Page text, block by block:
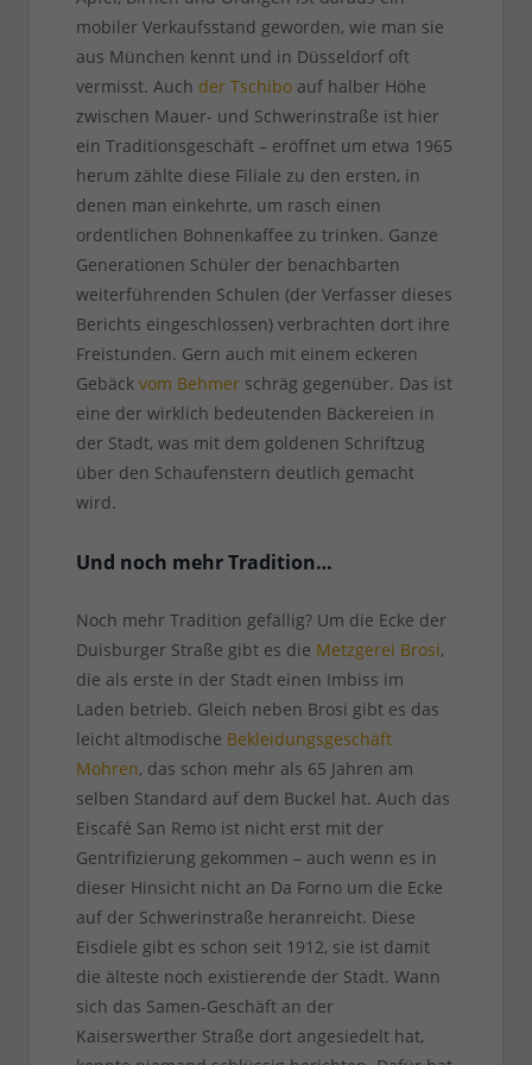
mobiler Verkaufsstand geworden, wie man sie
aus München kennt und in Düsseldorf oft
vermisst. Auch der Tschiboauf halber Höhe
zwischen Mauer- und Schwerinstraße ist hier
ein Traditionsgeschäft – eröffnet um etwa 1965
herum zählte diese Filiale zu den ersten, in
denen man einkehrte, um rasch einen
ordentlichen Bohnenkaffee zu trinken. Ganze
Generationen Schüler der benachbarten
weiterführenden Schulen (der Verfasser dieses
Berichts eingeschlossen) verbrachten dort ihre
Freistunden. Gern auch mit einem eckeren
Gebäck vom Behmerschräg gegenüber. Das ist
eine der wirklich bedeutenden Bäckereien in
der Stadt, was mit dem goldenen Schriftzug
über den Schaufenstern deutlich gemacht
wird.
Und noch mehr Tradition…
Noch mehr Tradition gefällig? Um die Ecke der
Duisburger Straße gibt es die Metzgerei Brosi,
die als erste in der Stadt einen Imbiss im
Laden betrieb. Gleich neben Brosi gibt es das
leicht altmodische Bekleidungsgeschäft
Mohren, das schon mehr als 65 Jahren am
selben Standard auf dem Buckel hat. Auch das
Eiscafé San Remo ist nicht erst mit der
Gentrifizierung gekommen – auch wenn es in
dieser Hinsicht nicht an Da Forno um die Ecke
auf der Schwerinstraße heranreicht. Diese
Eisdiele gibt es schon seit 1912, sie ist damit
die älteste noch existierende der Stadt. Wann
sich das Samen-Geschäft an der
Kaiserswerther Straße dort angesiedelt hat,